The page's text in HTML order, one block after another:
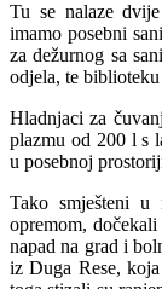
Tu se nalaze
imamo posebni
za dežurnog sa
odjela, te biblioteku
Hladnjaci za
plazmu od 200 l s
u posebnoj
Tako smješteni u
opremom,
napad na grad i
iz Duga Rese,